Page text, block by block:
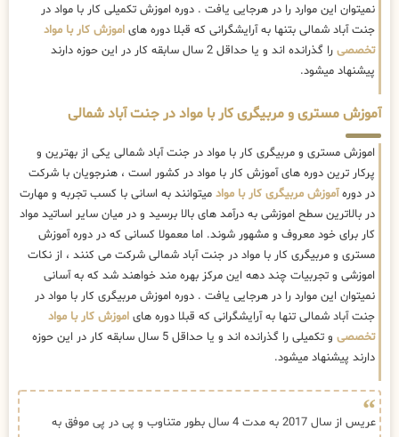
نمیتوان این موارد را در هرجایی یافت . دوره اموزش تکمیلی کار با مواد در
جنت آباد شمالی بتنها به آرایشگرانی که قبلا دوره های اموزش کار با مواد
تخصصی
را گذرانده اند و یا حداقل 2 سال سابقه کار در این حوزه دارند
پیشنهاد میشود.
آموزش مستری و مربیگری کار با مواد در جنت آباد شمالی
اموزش مستری و مربیگری کار با مواد در جنت آباد شمالی یکی از بهترین و
پرکار ترین دوره های آموزش کار با مواد در کشور است ، هنرجویان با شرکت
در دورهآموزش مربیگری کار با مواد میتوانند به اسانی با کسب تجربه و مهارت
در بالاترین سطح اموزشی به درآمد های بالا برسید و در میان سایر اساتید مواد
کار برای خود معروف و مشهور شوند. اما معمولا کسانی که در دوره آموزش
مستری و مربیگری کار با مواد در جنت آباد شمالی شرکت می کنند ، از نکات
اموزشی و تجربیات چند دهه این مرکز بهره مند خواهند شد که به آسانی
نمیتوان این موارد را در هرجایی یافت . دوره اموزش مربیگری کار با مواد در
جنت آباد شمالی تنها به آرایشگرانی که قبلا دوره های اموزش کار با مواد
تخصصی
و تکمیلی را گذرانده اند و یا حداقل 5 سال سابقه کار در این حوزه
دارند پیشنهاد میشود.
عریس از سال 2017 به مدت 4 سال بطور متناوب و پی در پی موفق به